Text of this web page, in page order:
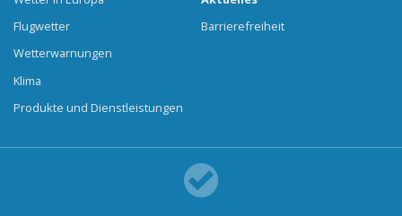
Flugwetter
Wetterwarnungen
Klima
Produkte und Dienstleistungen
Barrierefreiheit